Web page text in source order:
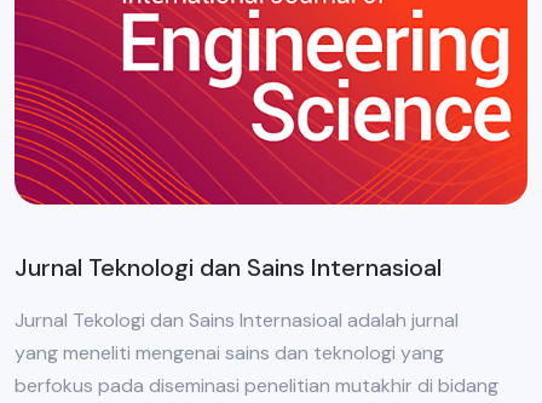
Jurnal Teknologi dan Sains Internasioal
Jurnal Tekologi dan Sains Internasioal adalah jurnal
yang meneliti mengenai sains dan teknologi yang
berfokus pada diseminasi penelitian mutakhir di bidang